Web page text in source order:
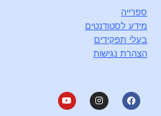
ספרייה
מידע לסטודנטים
בעלי תפקידים
הצהרת נגישות